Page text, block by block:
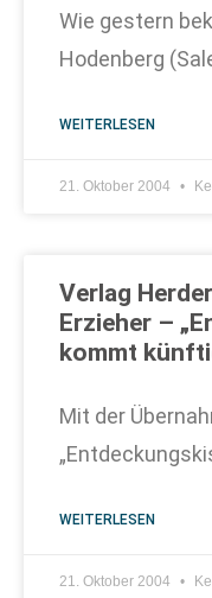
Wie gestern
Hodenberg
WEITERLESEN
21. Oktober 2004
Verlag
Erzieher –
kommt
Mit der
WEITERLESEN
21. Oktober 2004